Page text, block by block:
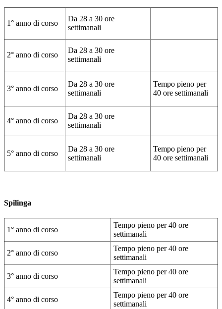
1° anno di corso
Da 28 a 30 ore
settimanali
2° anno di corso
Da 28 a 30 ore
settimanali
3° anno di corso
Da 28 a 30 ore
settimanali
Tempo pieno per
40 ore settimanali
4° anno di corso
Da 28 a 30 ore
settimanali
5° anno di corso
Da 28 a 30 ore
settimanali
Tempo pieno per
40 ore settimanali
Spilinga
1° anno di corso
Tempo pieno per 40 ore
settimanali
2° anno di corso
Tempo pieno per 40 ore
settimanali
3° anno di corso
Tempo pieno per 40 ore
settimanali
4° anno di corso
Tempo pieno per 40 ore
settimanali